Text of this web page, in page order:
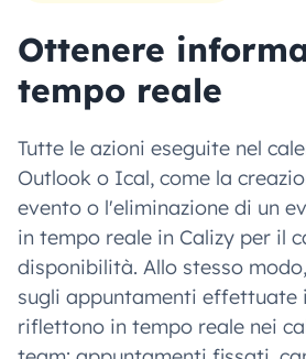
Ottenere
tempo reale
Tutte le azioni eseguite nel
Outlook o Ical, come la
evento o l'eliminazione di un
in tempo reale in Calizy per il
disponibilità. Allo stesso
sugli appuntamenti effettuate
riflettono in tempo reale nei